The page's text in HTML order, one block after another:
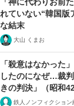
「神に代わりお前
れていない“韓国版
な結末
大山 くまお
「殺意はなかった
したのになぜ…裁
きの判決」（昭和
鉄人ノンフィクション